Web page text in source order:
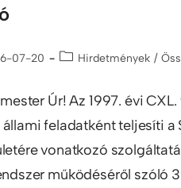
07-20 Hirdetmények /
Úr! Az 1997. évi
feladatként teljesíti
vonatkozó
működéséről szóló